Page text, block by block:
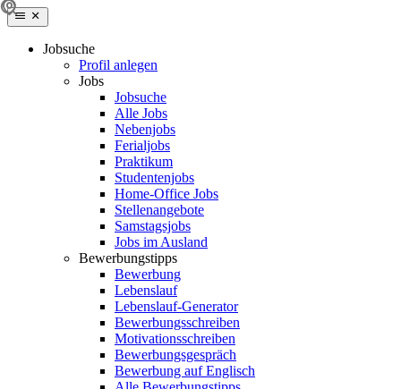
Jobsuche
Profil anlegen
Jobs
Jobsuche
Alle Jobs
Nebenjobs
Ferialjobs
Praktikum
Studentenjobs
Home-Office Jobs
Stellenangebote
Samstagsjobs
Jobs im Ausland
Bewerbungstipps
Bewerbung
Lebenslauf
Lebenslauf-Generator
Bewerbungsschreiben
Motivationsschreiben
Bewerbungsgespräch
Bewerbung auf Englisch